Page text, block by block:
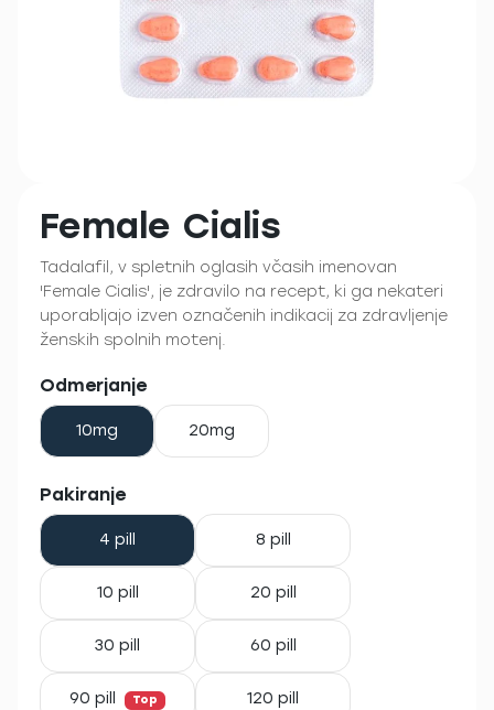
Female Cialis
Tadalafil, v spletnih oglasih včasih imenovan
'Female Cialis', je zdravilo na recept, ki ga nekateri
uporabljajo izven označenih indikacij za zdravljenje
ženskih spolnih motenj.
Odmerjanje
10mg 20mg
Pakiranje
4 pill 8 pill
10 pill 20 pill
30 pill 60 pill
90 pill Top 120 pill